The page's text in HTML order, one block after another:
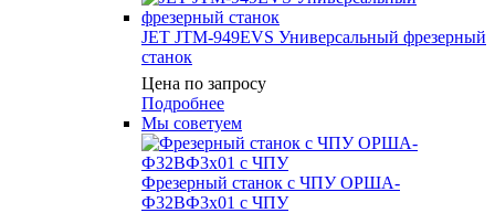
JET JTM-949EVS Универсальный фрезерный
станок
Цена по запросу
Подробнее
Мы советуем
Фрезерный станок с ЧПУ ОРША-
Ф32ВФ3х01 с ЧПУ